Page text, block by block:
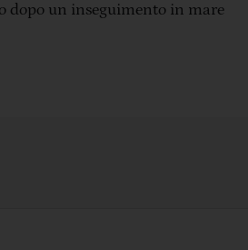
dopo un inseguimento in mare